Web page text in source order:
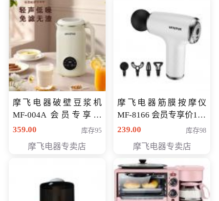
摩飞电器破壁豆浆机
MF-004A 会员专享价
168元
359.00 库存95
摩飞电器专卖店
摩飞电器筋膜按摩仪
MF-8166 会员专享价168
元
239.00 库存98
摩飞电器专卖店